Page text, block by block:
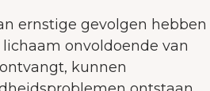
ernstige gevolgen hebben
onvoldoende van
kunnen